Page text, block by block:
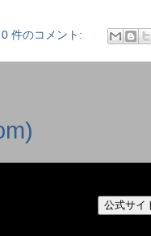
0 件のコメント:
公式サイ